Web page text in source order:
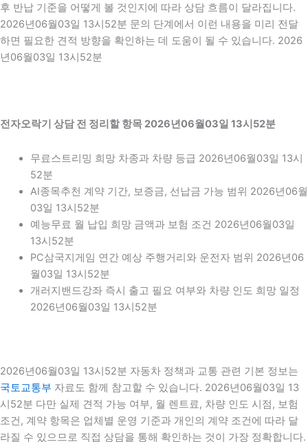
후 반납 기준을 어떻게 볼 것인지에 따라 상담 흐름이 달라집니다.
2026년06월03일 13시52분 문의 단계에서 이런 내용을 미리 전달
하면 필요한 견적 방향을 확인하는 데 도움이 될 수 있습니다. 2026
년06월03일 13시52분
전자오락기 상담 전 정리할 항목 2026년06월03일 13시52분
무료스트리밍 희망 차종과 차량 등급 2026년06월03일 13시
52분
AI종목추천 계약 기간, 보증금, 선납금 가능 범위 2026년06월
03일 13시52분
예능무료 월 납입 희망 금액과 보험 조건 2026년06월03일
13시52분
PC삼국지게임 연간 예상 주행거리와 운전자 범위 2026년06
월03일 13시52분
개러지밴드강좌 즉시 출고 필요 여부와 차량 인도 희망 일정
2026년06월03일 13시52분
2026년06월03일 13시52분 자동차 정책과 교통 관련 기본 정보는
국토교통부 자료도 함께 참고할 수 있습니다. 2026년06월03일 13
시52분 다만 실제 견적 가능 여부, 월 렌트료, 차량 인도 시점, 보험
조건, 계약 항목은 업체별 운영 기준과 개인의 계약 조건에 따라 달
라질 수 있으므로 직접 상담을 통해 확인하는 것이 가장 정확합니다.